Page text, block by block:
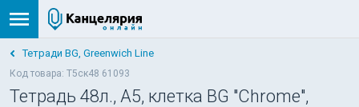
Тетради BG, Greenwich Line
Код товара: Т5ск48 61093
Тетрадь 48л., А5, клетка BG "Chrome",